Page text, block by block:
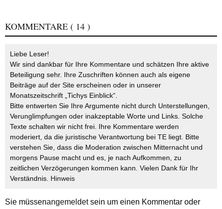
KOMMENTARE ( 14 )
Liebe Leser!
Wir sind dankbar für Ihre Kommentare und schätzen Ihre aktive
Beteiligung sehr. Ihre Zuschriften können auch als eigene
Beiträge auf der Site erscheinen oder in unserer
Monatszeitschrift „Tichys Einblick“.
Bitte entwerten Sie Ihre Argumente nicht durch Unterstellungen,
Verunglimpfungen oder inakzeptable Worte und Links. Solche
Texte schalten wir nicht frei. Ihre Kommentare werden
moderiert, da die juristische Verantwortung bei TE liegt. Bitte
verstehen Sie, dass die Moderation zwischen Mitternacht und
morgens Pause macht und es, je nach Aufkommen, zu
zeitlichen Verzögerungen kommen kann. Vielen Dank für Ihr
Verständnis. Hinweis
Sie müssenangemeldetsein um einen Kommentar oder